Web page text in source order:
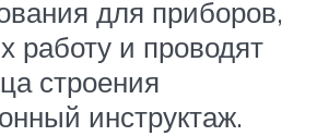
для приборов,
работу и проводят
строения
инструктаж.